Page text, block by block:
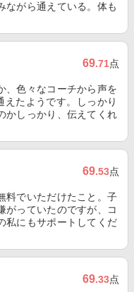
ながら通えている。体も
69.71点
、色々なコーチから声を
たようです。しっかり
かしっかり、伝えてくれ
69.53点
料でいただけたこと。子
がっていたのですが、コ
私にもサポートしてくだ
69.33点